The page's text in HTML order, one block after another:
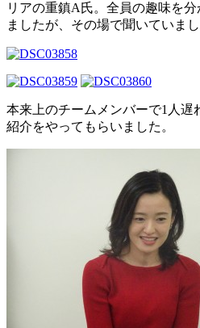
リアの重鎮A氏。全員の趣味を
ましたが、その場で聞いていま
本来上のチームメンバーで1人遅
紹介をやってもらいました。